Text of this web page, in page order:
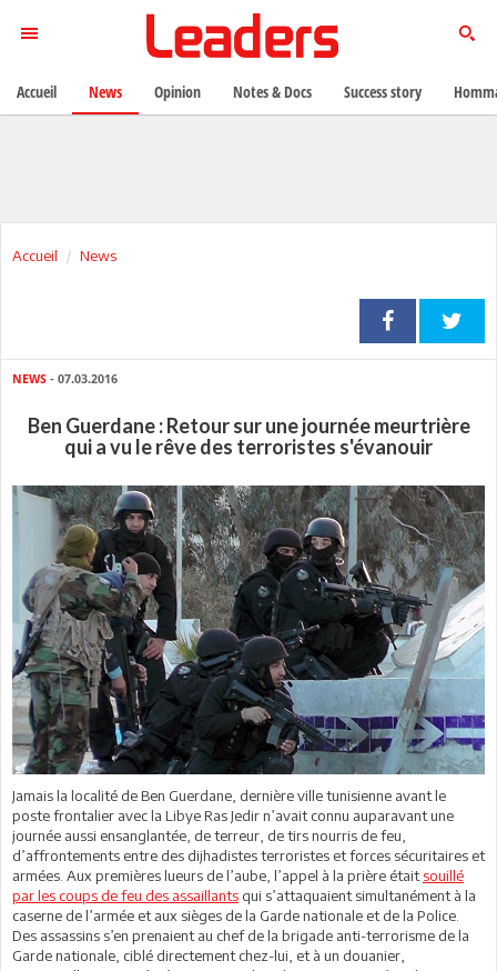
Accueil News
NEWS - 07.03.2016
Ben Guerdane : Retour sur une journée meurtrière
qui a vu le rêve des terroristes s'évanouir
Jamais la localité de Ben Guerdane, dernière ville tunisienne avant le
poste frontalier avec la Libye Ras Jedir n’avait connu auparavant une
journée aussi ensanglantée, de terreur, de tirs nourris de feu,
d’affrontements entre des dijhadistes terroristes et forces sécuritaires et
armées. Aux premières lueurs de l’aube, l’appel à la prière étaitsouillé
par les coups de feu des assaillants qui s’attaquaient simultanément à la
caserne de l’armée et aux sièges de la Garde nationale et de la Police.
Des assassins s’en prenaient au chef de la brigade anti-terrorisme de la
Garde nationale, ciblé directement chez-lui, et à un douanier,
Accueil News Opinion Notes & Docs Success story